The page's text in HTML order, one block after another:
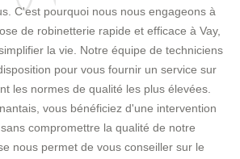
C'est pourquoi nous nous engageons à
de robinetterie rapide et efficace à Vay,
la vie. Notre équipe de techniciens
pour vous fournir un service sur
les normes de qualité les plus élevées.
vous bénéficiez d'une intervention
compromettre la qualité de notre
nous permet de vous conseiller sur le